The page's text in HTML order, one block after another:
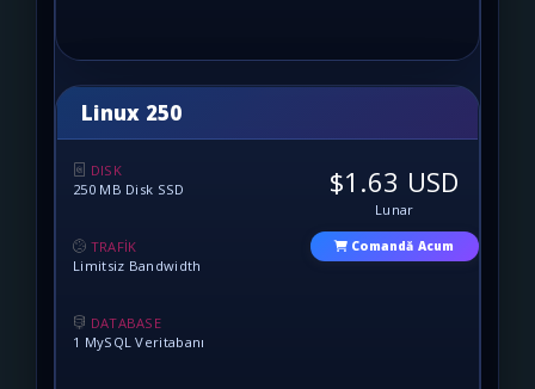
Linux 250
DISK
250 MB Disk SSD
TRAFİK
Limitsiz Bandwidth
DATABASE
1 MySQL Veritabanı
$1.63 USD
Lunar
Comandă Acum